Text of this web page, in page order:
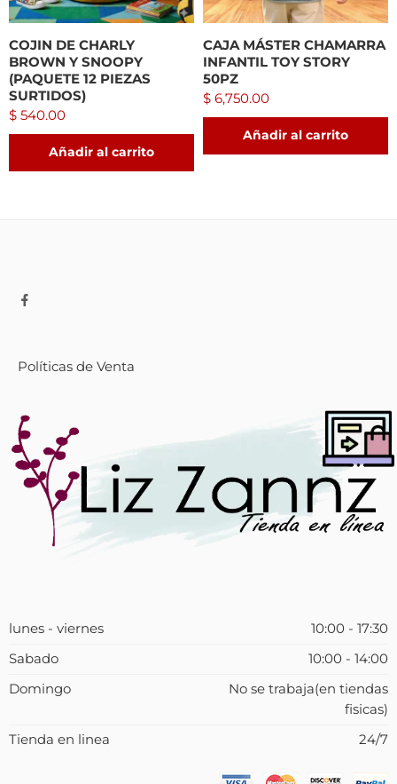
COJIN DE CHARLY
BROWN Y SNOOPY
(PAQUETE 12 PIEZAS
SURTIDOS)
$ 540.00
Añadir al carrito
CAJA MÁSTER CHAMARRA
INFANTIL TOY STORY
50PZ
$ 6,750.00
Añadir al carrito
Políticas de Venta
lunes - viernes
10:00 - 17:30
Sabado
10:00 - 14:00
Domingo
No se trabaja(en tiendas
fisicas)
Tienda en linea
24/7